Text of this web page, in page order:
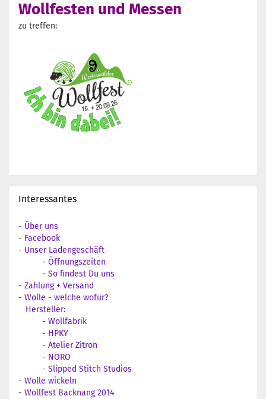
Wollfesten und Messen
zu treffen:
Interessantes
- Über uns
- Facebook
- Unser Ladengeschäft
- Öffnungszeiten
- So findest Du uns
- Zahlung + Versand
- Wolle - welche wofür?
Hersteller:
- Wollfabrik
- HPKY
- Atelier Zitron
- NORO
- Slipped Stitch Studios
- Wolle wickeln
- Wollfest Backnang 2014